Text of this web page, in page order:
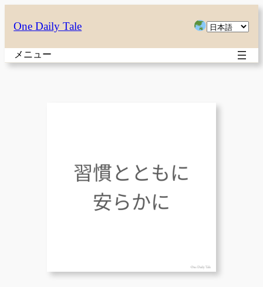
容
を
ス
One Daily Tale
言
を
メニュー